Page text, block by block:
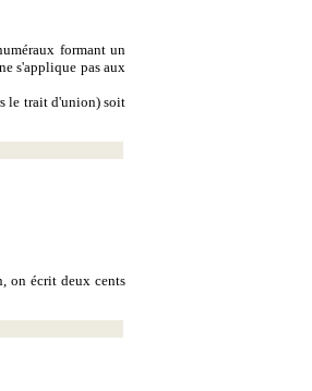
formant un
s'applique pas aux
le trait d'union) soit
on écrit deux cents